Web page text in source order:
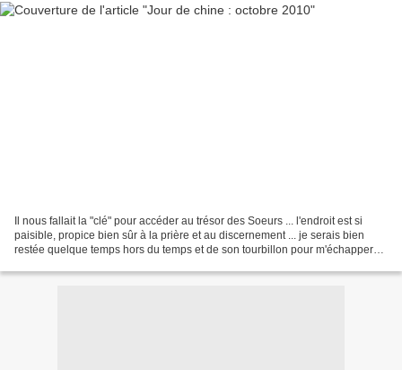
Il nous fallait la "clé" pour accéder au trésor des Soeurs ... l'endroit est si
paisible, propice bien sûr à la prière et au discernement ... je serais bien
restée quelque temps hors du temps et de son tourbillon pour m'échapper